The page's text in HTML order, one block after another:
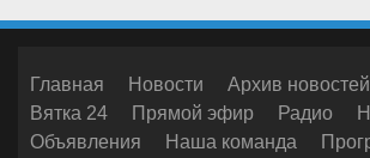
Главная Новости Архив новостей
Вятка 24
Прямой эфир Радио
Объявления
Наша команда